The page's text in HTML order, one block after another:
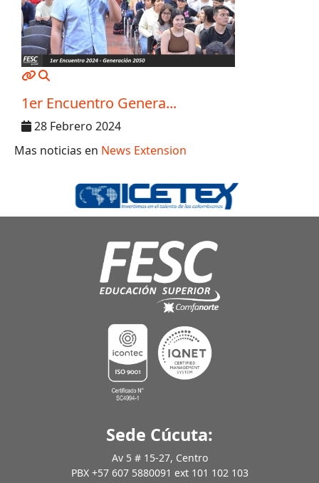
MOD_JTCS_VIEW_ARTICLE_LINK
1er Encuentro Genera...
28 Febrero 2024
Mas noticias en News Extension
Sede Cúcuta:
Av 5 # 15-27, Centro
PBX +57 607 5880091 ext 101 102 103